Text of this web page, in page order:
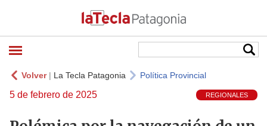
Volver| La Tecla Patagonia Política Provincial
5 de febrero de 2025 REGIONALES